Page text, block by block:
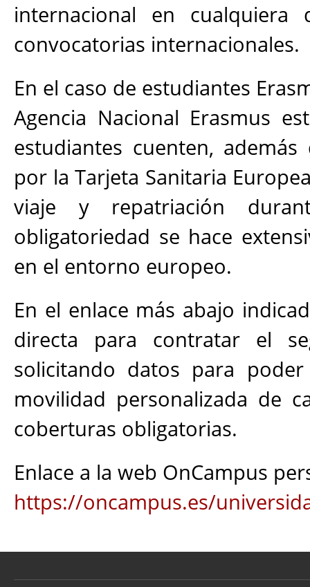
internacional en
convocatorias internacionales.
En el caso de estudiantes
Agencia Nacional Erasmus
estudiantes cuenten,
por la Tarjeta Sanitaria
viaje y repatriación
obligatoriedad se hace
en el entorno europeo.
En el enlace más abajo
directa para contratar el
solicitando datos para
movilidad personalizada de
coberturas obligatorias.
Enlace a la web OnCampus
https://oncampus.es/